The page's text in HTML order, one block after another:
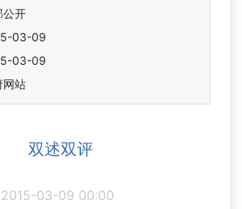
公开
03-09
03-09
网站
双述双评
2015-03-09 00:00